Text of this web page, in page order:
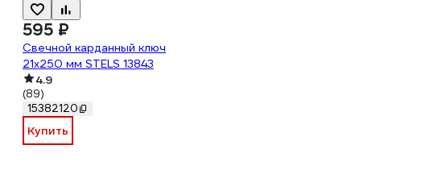
595 ₽
Свечной карданный ключ
21x250 мм STELS 13843
4.9
(89)
15382120
Купить